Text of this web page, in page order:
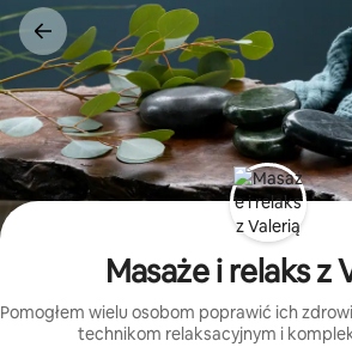
Przejdź
do
treści
Masaże i relaks z
Pomogłem wielu osobom poprawić ich
technikom relaksacyjnym i